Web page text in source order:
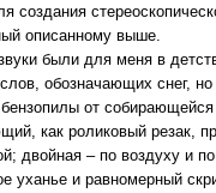
создания
описанному выше.
были для меня в
обозначающих снег,
от собирающейся
как роликовый резак,
двойная – по воздуху и
уханье и равномерный